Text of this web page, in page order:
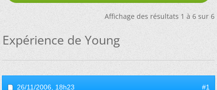
Affichage des résultats 1 à 6 sur 6
Expérience de Young
26/11/2006, 18h23 #1